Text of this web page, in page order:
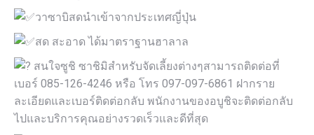
วาซาบิสดนำเข้าจากประเทศญี่ปุ่น
สด สะอาด ได้มาตราฐานฮาลาล
สนใจซูชิ ซาชิมิสำหรับจัดเลี้ยงต่างๆสามารถติดต่อที่
เบอร์ 085-126-4246 หรือ โทร 097-097-6861 ฝากราย
ละเอียดและเบอร์ติดต่อกลับ พนักงานของอบูชิจะติดต่อกลับ
ไปและบริการคุณอย่างรวดเร็วและดีที่สุด